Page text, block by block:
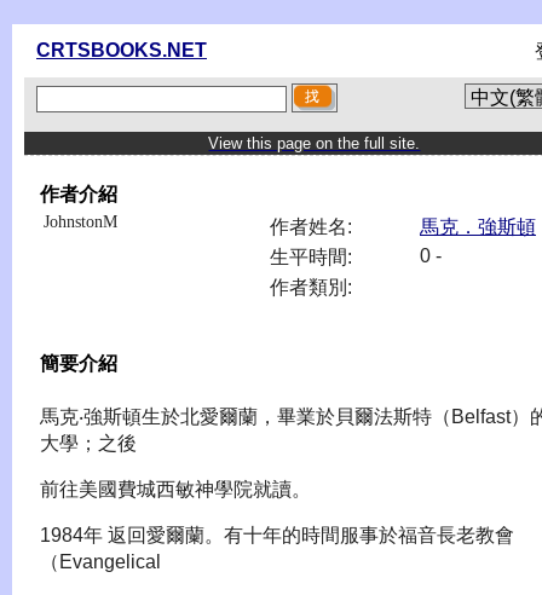
CRTSBOOKS.NET
View this page on the full site.
作者介紹
JohnstonM 作者姓名:
馬克．強斯頓
生平時間:
0 -
作者類別:
簡要介紹
馬克‧強斯頓生於北愛爾蘭，畢業於貝爾法斯特（Belfast）
大學；之後
前往美國費城西敏神學院就讀。
1984年 返回愛爾蘭。有十年的時間服事於福音長老教會
（Evangelical